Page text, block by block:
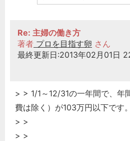
Re: 主婦の働き方
著者 プロを目指す卵 さん
最終更新日:2013年02月01日
> > 1/1～12/31の一年間で、年
費は除く）が103万円以下です。
> >
> >